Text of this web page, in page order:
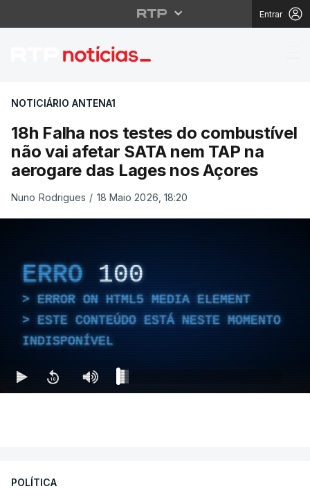
Entrar
18h Falha nos testes
NOTICIÁRIO ANTENA1
18h Falha nos testes do combustível
não vai afetar SATA nem TAP na
aerogare das Lages nos Açores
Nuno Rodrigues / 18 Maio 2026, 18:20
ERRO 100
ERROR ON HTML5 MEDIA ELEMENT
ESTE CONTEÚDO ESTÁ NESTE MOMENTO
INDISPONÍVEL
POLÍTICA